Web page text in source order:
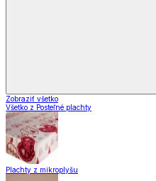
Zobraziť všetko
Všetko z Posteľné plachty
Plachty z mikroplyšu